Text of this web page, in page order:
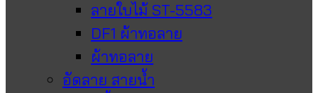
ลายใบไม้ ST-5583
DF1 ผ้าทอลาย
ผ้าทอลาย
อัดลาย สายน้ำ